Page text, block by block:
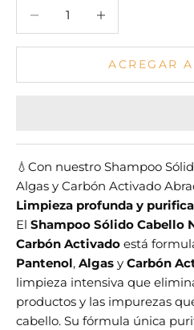
ACREGAR
💧Con nuestro Shampoo
Algas y Carbón Activado
Limpieza profunda y
El Shampoo Sólido Cabello
Carbón Activado está
Pantenol, Algas y Carbón
limpieza intensiva que
productos y las impurezas
cabello. Su fórmula única